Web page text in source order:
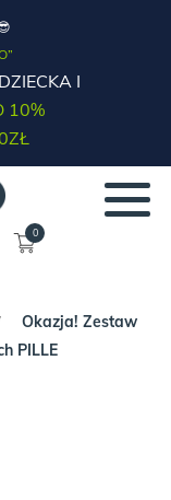
I
10%
0
Okazja! Zestaw
PILLE